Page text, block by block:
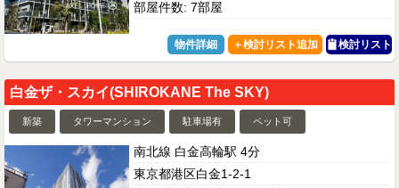
部屋件数: 7部屋
物件詳細 検討リスト
白金ザ・スカイ(SHIROKANE The SKY)
新築 タワーマンション 駐車場有 ペット可
南北線 白金高輪駅 4分
東京都港区白金1-2-1